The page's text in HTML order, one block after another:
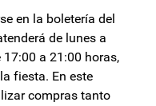
en la boletería del
de lunes a
a 21:00 horas,
fiesta. En este
compras tanto